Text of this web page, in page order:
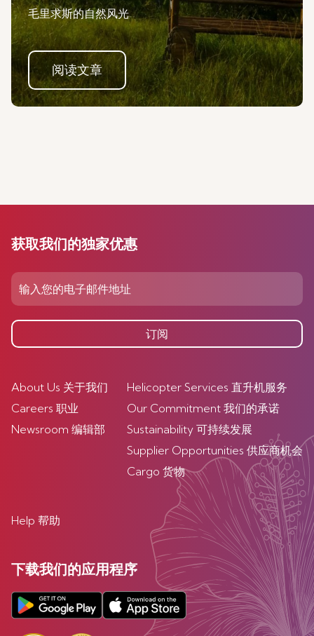
毛里求斯的自然风光
阅读文章
获取我们的独家优惠
订阅
About Us 关于我们
Careers 职业
Newsroom 编辑部
Helicopter Services 直升机服务
Our Commitment 我们的承诺
Sustainability 可持续发展
Supplier Opportunities 供应商机会
Cargo 货物
Help 帮助
下载我们的应用程序